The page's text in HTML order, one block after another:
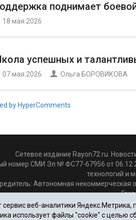
поднимает
18 мая 2026
успешных и
07 мая 2026 Ольга БОРОВИКОВА
by HyperComments
Сетевое издание Rayon72.ru.
номер СМИ Эл № ФС77-67956 от
технологий и
Автономная некоммерческая
Почтовый
Электронная почта
сервис веб-аналитики
использует файлы "cookie" с целью